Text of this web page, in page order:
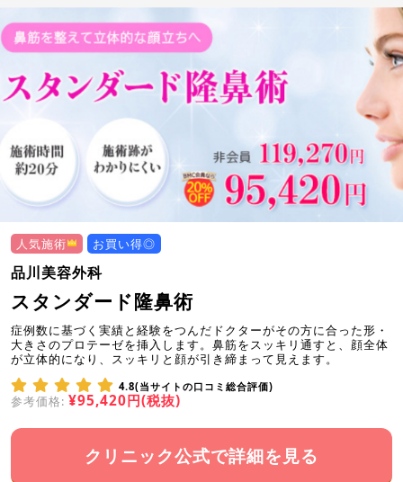
人気施術 お買い得◎
品川美容外科
スタンダード隆鼻術
症例数に基づく実績と経験をつんだドクターがその方に合った形・
大きさのプロテーゼを挿入します。鼻筋をスッキリ通すと、顔全体
が立体的になり、スッキリと顔が引き締まって見えます。
4.8(当サイトの口コミ総合評価)
参考価格: ¥95,420円(税抜)
クリニック公式で詳細を見る